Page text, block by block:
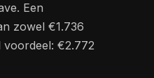
Een
zowel €1.736
voordeel: €2.772